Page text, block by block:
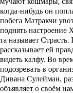
когда-нибудь он
побега Матракчи
поднять настроение
та называет
рассказывает ей
видеть калфу. Во
подозревать в
Дивана Сулейман,
объявляет о своём